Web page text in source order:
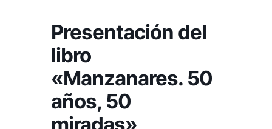
Presentación del
libro
«Manzanares. 50
años, 50
miradas»